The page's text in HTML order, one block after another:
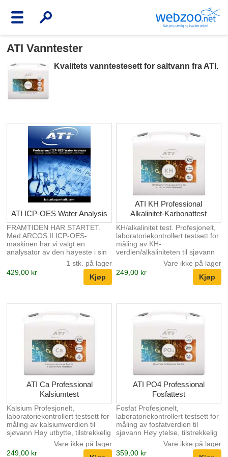
ATI Vanntester
Kvalitets vanntestesett for saltvann fra ATI.
ATI ICP-OES Water Analysis
FRAMTIDEN HAR STARTET.
Med ARCOS II ICP-OES-
maskinen har vi valgt en
analysator av den høyeste i sin
klasse. Den kjennetegnes av sin
høye presisjon og brukes der
det stilles høye krav til
elementanalyse. Så det er ikke
µg/l (0,001 mg/l). DETTE ER
klar over og kontrollere hva som
skjer med akvariets vannkjemi.
Ved hjelp av vår ICP-OES er de
daglige u...
1 stk. på lager
429,00 kr
ATI KH Professional
Alkalinitet-Karbonattest
KH/alkalinitet test. Profesjonelt,
laboratoriekontrollert testsett for
måling av KH-
verdien/alkaliniteten til sjøvann
Høyt utbytte, tilstrekkelig for
minst 100 applikasjoner med 10
° dKH. Enkel avlesing på grunn
av tydelig fargeendring Høy
Vare ikke på lager
249,00 kr
ATI Ca Professional
Kalsiumtest
Kalsium Profesjonelt,
laboratoriekontrollert testsett for
måling av kalsiumverdien til
sjøvann Høy utbytte, tilstrekkelig
for minst 100 applikasjoner med
500 mg/l kalsium Enkel avlesing
Vare ikke på lager
249,00 kr
ATI PO4 Professional
Fosfattest
Fosfat Profesjonelt,
laboratoriekontrollert testsett for
måling av fosfatverdien til
sjøvann Høy ytelse, tilstrekkelig
for minst 100 applikasjoner.
Enkel avlesing på grunn av
Vare ikke på lager
359,00 kr